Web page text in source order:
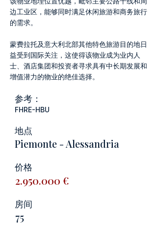
边工业区，能够同时满足休闲旅游和商务旅行
的需求。
蒙费拉托及意大利北部其他特色旅游目的地日
益受到国际关注，这使得该物业成为业内人
士、酒店集团和投资者寻求具有中长期发展和
增值潜力的物业的绝佳选择。
参考：
FHRE-HBU
地点
Piemonte - Alessandria
价格
2.950.000 €
房间
75